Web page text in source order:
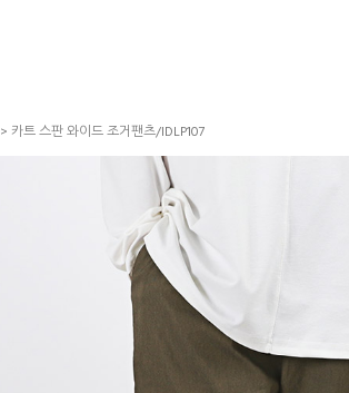
> 카트 스판 와이드 조거팬츠/IDLP107